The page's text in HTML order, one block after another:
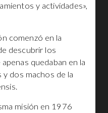
y actividades»,
comenzó en la
descubrir los
quedaban en la
y dos machos de la
misión en 1976